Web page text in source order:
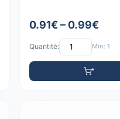
0.91€ – 0.99€
Quantité: Min: 1